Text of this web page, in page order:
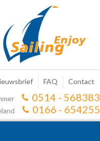
FAQ
Contact
0514 - 568383
0166 - 654255